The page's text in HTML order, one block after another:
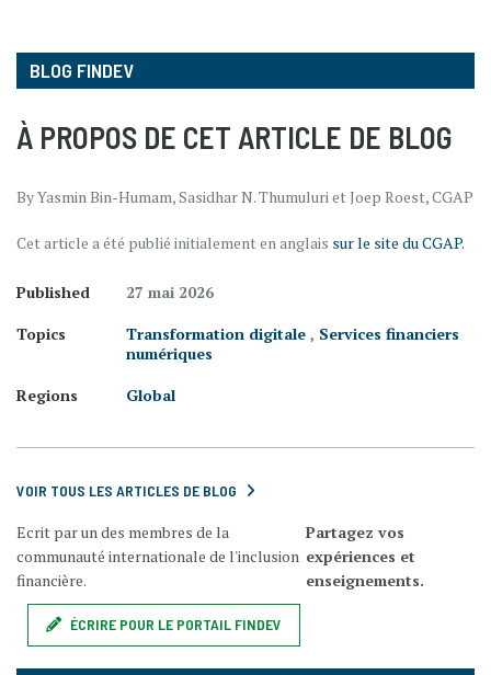
BLOG FINDEV
À PROPOS DE CET ARTICLE DE BLOG
By Yasmin Bin-Humam, Sasidhar N. Thumuluri et Joep Roest, CGAP
Cet article a été publié initialement en anglais sur le site du CGAP.
Published
27 mai 2026
Topics
Transformation digitale , Services financiers
numériques
Regions
Global
VOIR TOUS LES ARTICLES DE BLOG
Ecrit par un des membres de la
communauté internationale de l'inclusion
financière.
Partagez vos
expériences et
enseignements.
ÉCRIRE POUR LE PORTAIL FINDEV